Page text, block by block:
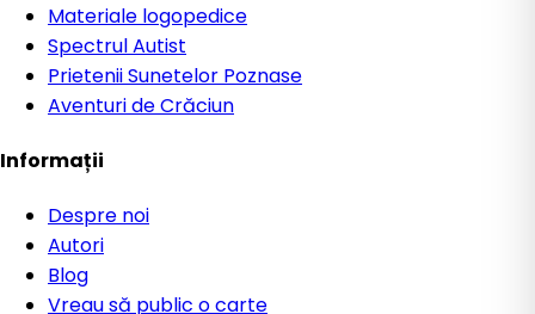
Materiale logopedice
Spectrul Autist
Prietenii Sunetelor Poznase
Aventuri de Crăciun
Informații
Despre noi
Autori
Blog
Vreau să public o carte